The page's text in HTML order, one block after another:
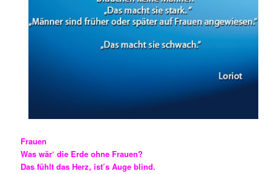
Frauen
Was wär‘ die Erde ohne Frauen?
Das fühlt das Herz, ist’s Auge blind.